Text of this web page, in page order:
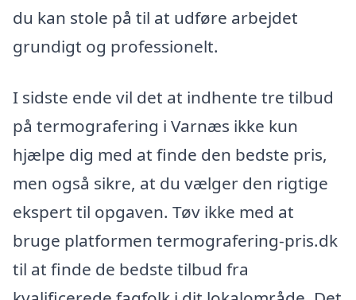
du kan stole på til at udføre arbejdet
grundigt og professionelt.
I sidste ende vil det at indhente tre tilbud
på termografering i Varnæs ikke kun
hjælpe dig med at finde den bedste pris,
men også sikre, at du vælger den rigtige
ekspert til opgaven. Tøv ikke med at
bruge platformen termografering-pris.dk
til at finde de bedste tilbud fra